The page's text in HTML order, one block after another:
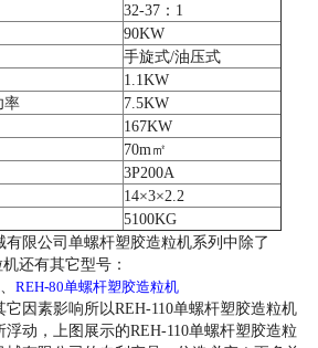
32-37：1
90KW
手旋式/油压式
1.1KW
率
7.5KW
167KW
70m㎡
3P200A
14×3×2.2
5100KG
限公司单螺杆塑胶造粒机系列中除了
还有其它型号：
、 REH-80单螺杆塑胶造粒机
因素影响所以REH-110单螺杆塑胶造粒机
动，上图展示的REH-110单螺杆塑胶造粒